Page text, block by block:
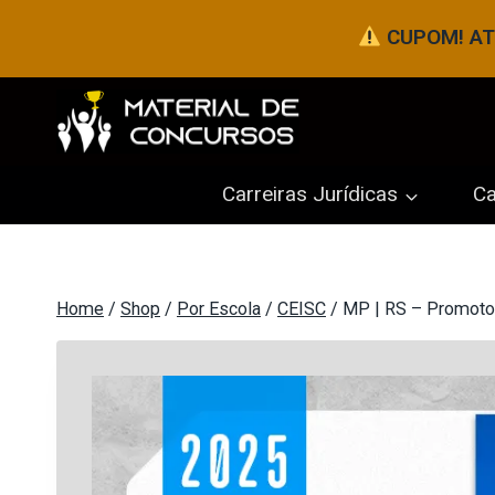
o
Conteúdo
CUPOM!
Carreiras Jurídicas
Home / Shop / Por Escola / CEISC / MP | RS –